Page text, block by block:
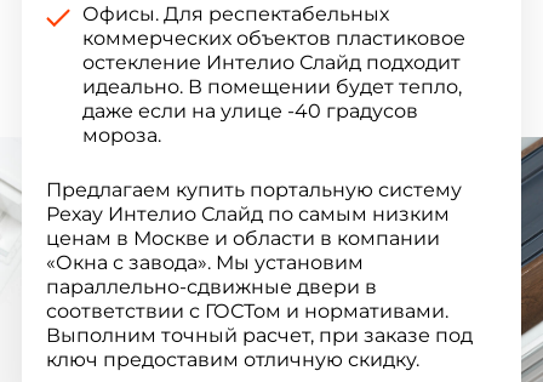
Офисы. Для респектабельных
коммерческих объектов пластиковое
остекление Интелио Слайд подходит
идеально. В помещении будет тепло,
даже если на улице -40 градусов
мороза.
Предлагаем купить портальную систему
Рехау Интелио Слайд по самым низким
ценам в Москве и области в компании
«Окна с завода». Мы установим
параллельно-сдвижные двери в
соответствии с ГОСТом и нормативами.
Выполним точный расчет, при заказе под
ключ предоставим отличную скидку.